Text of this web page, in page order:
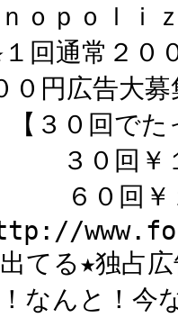
ｏｐｏｌｉ
通常２００
０円広告大
回でたっ
￥１０
回￥１
てる★独占
なんと！